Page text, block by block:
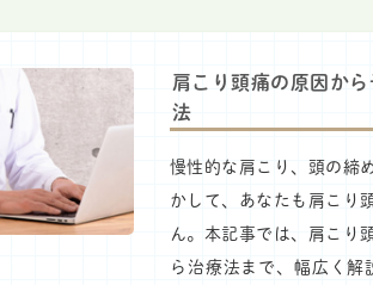
肩こり頭痛の原因か
法
慢性的な肩こり、頭の締
かして、あなたも肩こり
ん。本記事では、肩こり
ら治療法まで、幅広く解